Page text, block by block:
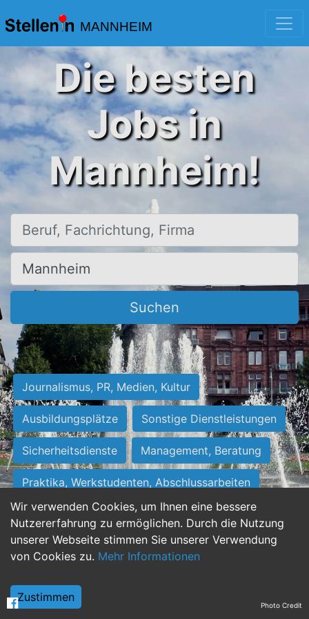
MANNHEIM
Wir verwenden Cookies, um Ihnen eine bessere
Nutzererfahrung zu ermöglichen. Durch die Nutzung
unserer Webseite stimmen Sie unserer Verwendung
von Cookies zu. Mehr Informationen
Zustimmen
Die besten
Jobs in
Mannheim!
Beruf, Fachrichtung, Firma
Ort, Stadt
Suchen
Journalismus, PR, Medien, Kultur
Ausbildungsplätze Sonstige Dienstleistungen
Sicherheitsdienste Management, Beratung
Praktika, Werkstudenten, Abschlussarbeiten
Personalwesen Assistenz, Sekretariat
Hilfskräfte, Aushilfs- und Nebenjobs
Weiterbildung, Studium, duale Ausbildung Photo Credit